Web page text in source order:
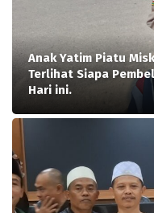
Anak Yatim Piatu
Terlihat Siapa
Hari ini.